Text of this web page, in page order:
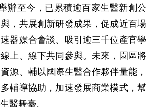
辦至今，已累積逾百家生醫新創公
，共展創新研發成果，促成近百場
器媒合會談、吸引逾三千位產官學
上、線下共同參與。未來，園區將
源、輔以國際生醫合作夥伴量能，
輔導協助，加速發展商業模式，幫
醫舞臺。